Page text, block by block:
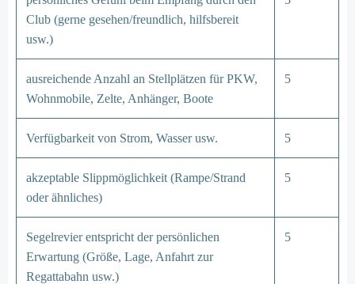
Club (gerne gesehen/freundlich, hilfsbereit
usw.)
ausreichende Anzahl an Stellplätzen für PKW,
Wohnmobile, Zelte, Anhänger, Boote
5
Verfügbarkeit von Strom, Wasser usw. 5
akzeptable Slippmöglichkeit (Rampe/Strand
oder ähnliches)
5
Segelrevier entspricht der persönlichen
Erwartung (Größe, Lage, Anfahrt zur
Regattabahn usw.)
5